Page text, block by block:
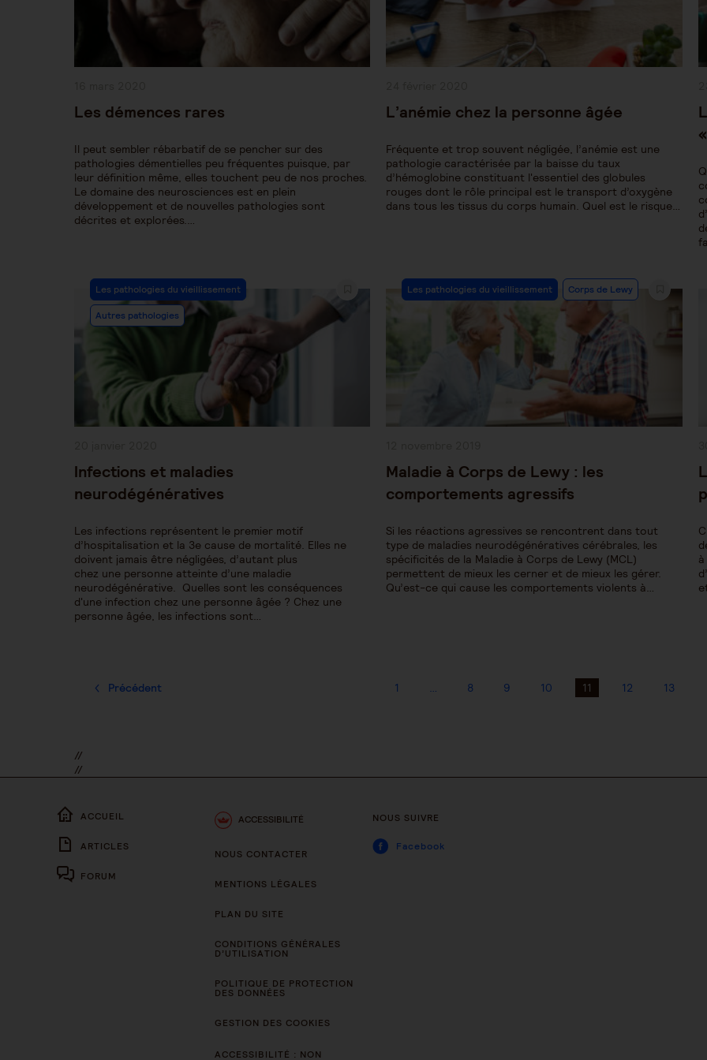
Les démences rares
Il peut sembler rébarbatif de se pencher sur des
pathologies démentielles peu fréquentes puisque, par
leur définition même, elles touchent peu de nos proches.
Le domaine des neurosciences est en plein
développement et de nouvelles pathologies sont
décrites et explorées.…
L’anémie chez la personne âgée
Fréquente et trop souvent négligée, l’anémie est une
pathologie caractérisée par la baisse du taux
d’hémoglobine constituant l'essentiel des globules
rouges dont le rôle principal est le transport d’oxygène
dans tous les tissus du corps humain. Quel est le risque…
Post
Category:
Les pathologies du vieillissement
Autres pathologies
Infections et maladies
neurodégénératives
Les infections représentent le premier motif
d’hospitalisation et la 3e cause de mortalité. Elles ne
doivent jamais être négligées, d’autant plus
chez une personne atteinte d’une maladie
neurodégénérative. Quelles sont les conséquences
d'une infection chez une personne âgée ? Chez une
personne âgée, les infections sont…
Post
Category:
Les pathologies du vieillissement Corps de Lewy
Maladie à Corps de Lewy : les
comportements agressifs
Si les réactions agressives se rencontrent dans tout
type de maladies neurodégénératives cérébrales, les
spécificités de la Maladie à Corps de Lewy (MCL)
permettent de mieux les cerner et de mieux les gérer.
Qu’est-ce qui cause les comportements violents à…
Précédent 1 … 8 9 10 11 12 13
//
//
ACCUEIL
ARTICLES
FORUM
ACCESSIBILITÉ
NOUS CONTACTER
MENTIONS LÉGALES
PLAN DU SITE
CONDITIONS GÉNÉRALES
D’UTILISATION
POLITIQUE DE PROTECTION
DES DONNÉES
GESTION DES COOKIES
ACCESSIBILITÉ : NON
NOUS SUIVRE
Facebook